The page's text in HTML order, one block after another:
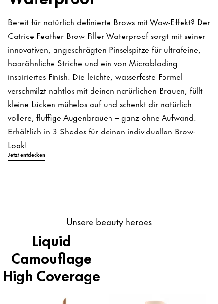
Bereit für natürlich definierte Brows mit Wow-Effekt? Der
Catrice Feather Brow Filler Waterproof sorgt mit seiner
innovativen, angeschrägten Pinselspitze für ultrafeine,
haarähnliche Striche und ein von Microblading
inspiriertes Finish. Die leichte, wasserfeste Formel
verschmilzt nahtlos mit deinen natürlichen Brauen, füllt
kleine Lücken mühelos auf und schenkt dir natürlich
vollere, fluffige Augenbrauen – ganz ohne Aufwand.
Erhältlich in 3 Shades für deinen individuellen Brow-
Look!
Jetzt entdecken
Unsere beauty heroes
Liquid
Camouflage
High Coverage
Concealer